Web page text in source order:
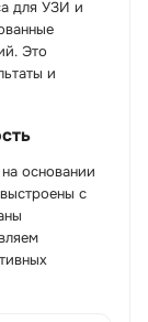
для УЗИ и
Это
и
основании
с